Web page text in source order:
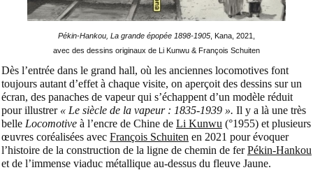
Pékin-Hankou, La grande épopée 1898-1905, Kana, 2021,
avec des dessins originaux de Li Kunwu & François Schuiten
Dès l’entrée dans le grand hall, où les anciennes locomotives font
toujours autant d’effet à chaque visite, on aperçoit des dessins sur un
écran, des panaches de vapeur qui s’échappent d’un modèle réduit
pour illustrer « Le siècle de la vapeur : 1835-1939 ». Il y a là une très
belle Locomotive à l’encre de Chine de Li Kunwu (°1955) et plusieurs
œuvres coréalisées avec François Schuiten en 2021 pour évoquer
l’histoire de la construction de la ligne de chemin de ferPékin-Hankou
et de l’immense viaduc métallique au-dessus du fleuve Jaune.